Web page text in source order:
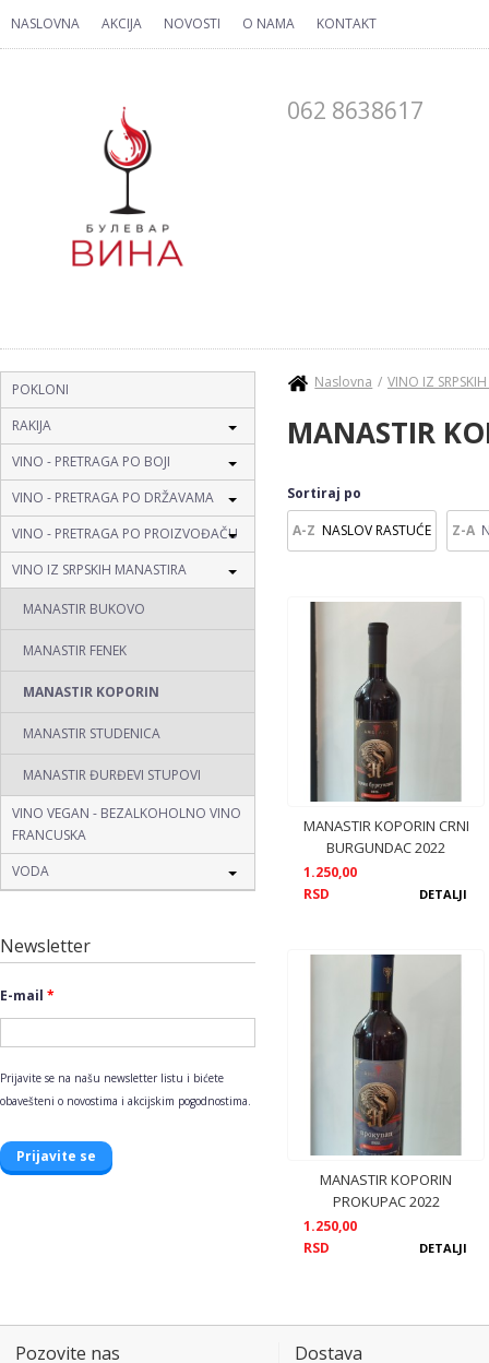
NASLOVNA AKCIJA NOVOSTI O NAMA KONTAKT
062 8638617
POKLONI
RAKIJA
VINO - PRETRAGA PO BOJI
VINO - PRETRAGA PO DRŽAVAMA
VINO - PRETRAGA PO PROIZVOĐAČU
VINO IZ SRPSKIH MANASTIRA
MANASTIR BUKOVO
MANASTIR FENEK
MANASTIR KOPORIN
MANASTIR STUDENICA
MANASTIR ĐURĐEVI STUPOVI
VINO VEGAN - BEZALKOHOLNO VINO
FRANCUSKA
VODA
Newsletter
E-mail *
Prijavite se na našu newsletter listu i bićete
obavešteni o novostima i akcijskim pogodnostima.
You are here
Naslovna VINO IZ
MANASTIR
Sortiraj po
NASLOV RASTUĆE
MANASTIR KOPORIN CRNI
BURGUNDAC 2022
1.250,00
RSD
DETALJI
MANASTIR KOPORIN
PROKUPAC 2022
1.250,00
RSD
DETALJI
Pozovite nas Dostava